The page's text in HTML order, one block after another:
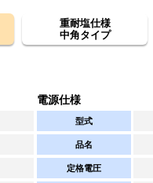
重耐塩仕様
中角タイプ
電源仕様
型式
品名
定格電圧